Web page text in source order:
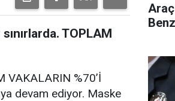
TOPLAM
VAKALARIN %70’İ
devam ediyor. Maske